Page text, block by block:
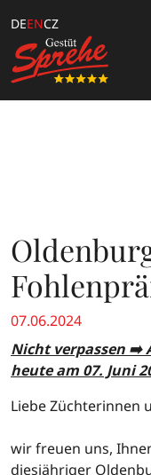
DEENCZ
Über Uns
Team
catalogs & offers
Sprehe Online
Stallion show 2024
07.06.2024
Nicht verpassen ➡️
heute am 07. Juni
Liebe Züchterinnen
wir freuen uns,
diesjähriger